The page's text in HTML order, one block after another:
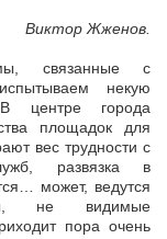
Виктор Жженов.
связанные с
некую
В центре города
площадок для
вес трудности с
развязка в
может, ведутся
не видимые
пора очень